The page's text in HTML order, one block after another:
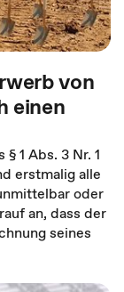
von
einen
1 Abs. 3 Nr. 1
erstmalig alle
oder
an, dass der
seines